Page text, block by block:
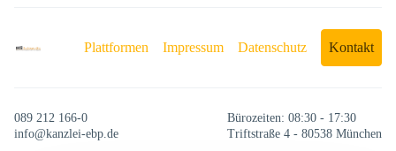
Plattformen Impressum Datenschutz Kontakt
089 212 166-0
info@kanzlei-ebp.de
Bürozeiten: 08:30 - 17:30
Triftstraße 4 - 80538 München